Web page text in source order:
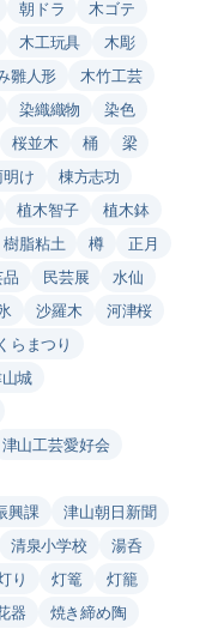
朝ドラ
木ゴテ
木工玩具
木彫
雛人形
木竹工芸
染織織物
染色
桜並木 桶
梁
け
棟方志功
植木智子
植木鉢
樹脂粘土 樽
正月
民芸展
水仙
沙羅木
河津桜
らまつり
城
津山工芸愛好会
興課
津山朝日新聞
清泉小学校
湯呑
り 灯篭
灯籠
器
焼き締め陶